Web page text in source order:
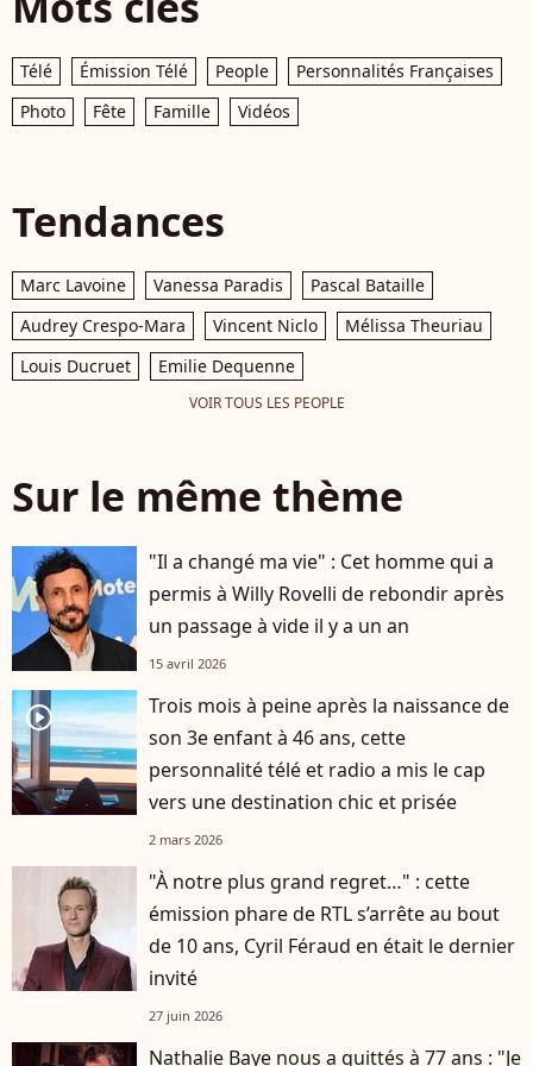
Télé Émission Télé People
Personnalités Françaises
Photo
Fête Famille Vidéos
Tendances
Marc Lavoine Vanessa Paradis
Pascal Bataille
Audrey Crespo-Mara
Vincent Niclo
Mélissa Theuriau
Louis Ducruet
Emilie Dequenne
VOIR TOUS LES PEOPLE
Sur le même thème
"Il a changé ma vie" : Cet homme qui a
permis à Willy Rovelli de rebondir après
un passage à vide il y a un an
15 avril 2026
player2
Trois mois à peine après la naissance de
son 3e enfant à 46 ans, cette
personnalité télé et radio a mis le cap
vers une destination chic et prisée
2 mars 2026
"À notre plus grand regret…" : cette
émission phare de RTL s’arrête au bout
de 10 ans, Cyril Féraud en était le dernier
invité
27 juin 2026
Nathalie Baye nous a quittés à 77 ans : "Je